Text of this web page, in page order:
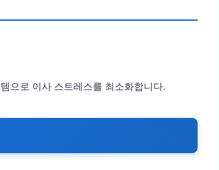
으로 이사 스트레스를 최소화합니다.